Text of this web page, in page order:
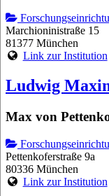
Marchioninistraße 15
81377 München
Link zur Institution
Ludwig
Max von
Pettenkoferstraße 9a
80336 München
Link zur Institution